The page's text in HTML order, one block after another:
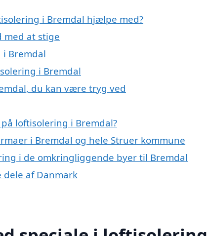
i Bremdal hjælpe med?
med at stige
Bremdal
i Bremdal
du kan være tryg ved
loftisolering i Bremdal?
i Bremdal og hele Struer kommune
i de omkringliggende byer til Bremdal
af Danmark